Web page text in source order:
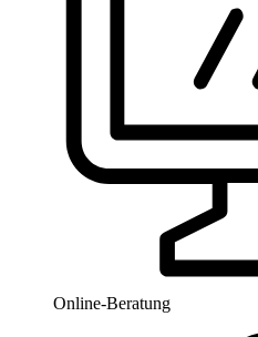
Online-Beratung